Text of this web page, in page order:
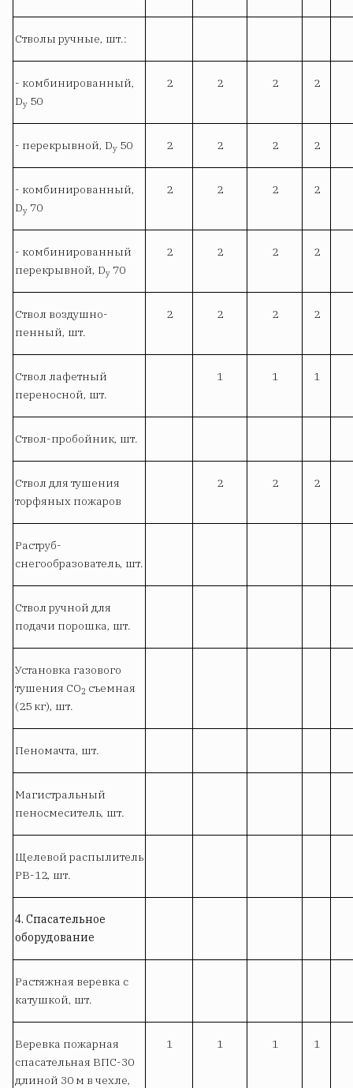
Стволы ручные, шт.:
- комбинированный,
Dy50
2 2 2 2
- перекрывной, Dy50 2 2 2 2
- комбинированный,
Dy70
2 2 2 2
- комбинированный
перекрывной, Dy70
2 2 2 2
Ствол воздушно-
пенный, шт.
2 2 2 2
Ствол лафетный
переносной, шт.
1 1 1
Ствол-пробойник, шт.
Ствол для тушения
торфяных пожаров
2 2 2
Раструб-
снегообразователь, шт.
Ствол ручной для
подачи порошка, шт.
Установка газового
тушения СО2 съемная
(25 кг), шт.
Пеномачта, шт.
Магистральный
пеносмеситель, шт.
Щелевой распылитель
РВ-12, шт.
4. Спасательное
оборудование
Растяжная веревка с
катушкой, шт.
Веревка пожарная
спасательная ВПС-30
длиной 30 м в чехле,
1 1 1 1